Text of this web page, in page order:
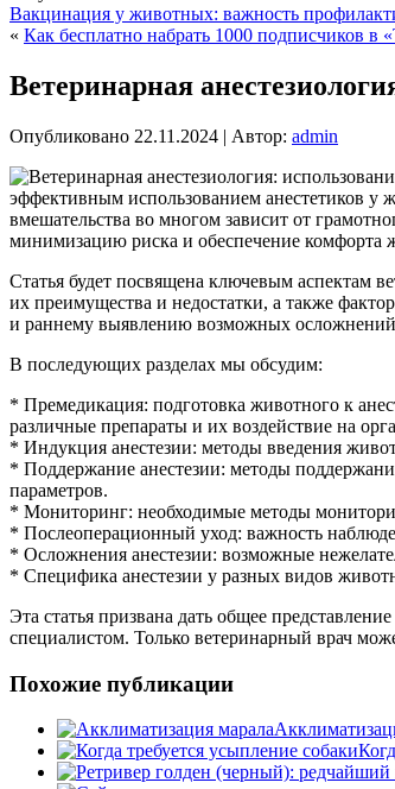
Вакцинация у животных: важность
« Как бесплатно набрать 1000 подписчиков в
Ветеринарная
Опубликовано 22.11.2024 | Автор: admin
эффективным использованием анестетиков у
вмешательства во многом зависит от
минимизацию риска и обеспечение комфорта
Статья будет посвящена ключевым аспектам
их преимущества и недостатки, а также
и раннему выявлению возможных
В последующих разделах мы обсудим:
* Премедикация: подготовка животного к
различные препараты и их воздействие на
* Индукция анестезии: методы введения
* Поддержание анестезии: методы
параметров.
* Мониторинг: необходимые методы
* Послеоперационный уход: важность
* Осложнения анестезии: возможные
* Специфика анестезии у разных видов
Эта статья призвана дать общее
специалистом. Только ветеринарный врач
Похожие публикации